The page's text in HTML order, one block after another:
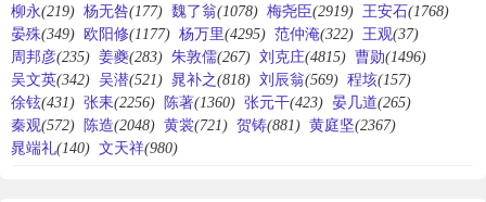
柳永(219) 杨无咎(177) 魏了翁(1078) 梅尧臣(2919) 王安石(1768)
晏殊(349) 欧阳修(1177) 杨万里(4295) 范仲淹(322) 王观(37)
周邦彦(235) 姜夔(283) 朱敦儒(267) 刘克庄(4815) 曹勋(1496)
吴文英(342) 吴潜(521) 晁补之(818) 刘辰翁(569) 程垓(157)
徐铉(431) 张耒(2256) 陈著(1360) 张元干(423) 晏几道(265)
秦观(572) 陈造(2048) 黄裳(721) 贺铸(881) 黄庭坚(2367)
晁端礼(140) 文天祥(980)